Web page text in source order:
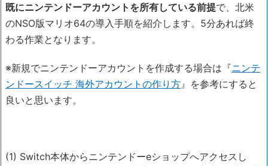
既にニンテンドーアカウントを所有している前提で、北米
のNSO版マリオ64の導入手順を紹介します。5分あれば終
わる作業となります。
※新規でニンテンドーアカウントを作成する場合は『ニンテ
ンドースイッチ 海外アカウントの作り方 』を参考にすると
良いと思います。
(1) Switch本体からニンテンドーeショップへアクセスし